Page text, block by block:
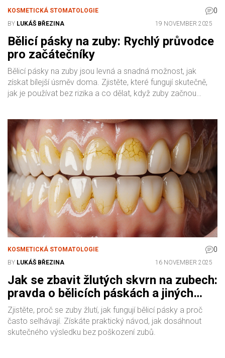
KOSMETICKÁ STOMATOLOGIE 0
BY LUKÁŠ BŘEZINA 19 NOVEMBER 2025
Bělicí pásky na zuby: Rychlý průvodce
pro začátečníky
Bělicí pásky na zuby jsou levná a snadná možnost, jak
získat bílejší úsměv doma. Zjistěte, které fungují skutečně,
jak je používat bez rizika a co dělat, když zuby začnou
KOSMETICKÁ STOMATOLOGIE 0
BY LUKÁŠ BŘEZINA 16 NOVEMBER 2025
Jak se zbavit žlutých skvrn na zubech:
pravda o bělicích páskách a jiných
způsobech
Zjistěte, proč se zuby žlutí, jak fungují bělicí pásky a proč
často selhávají. Získáte praktický návod, jak dosáhnout
skutečného výsledku bez poškození zubů.